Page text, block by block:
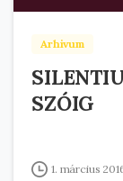
Arhivum
SZÓIG
1. március